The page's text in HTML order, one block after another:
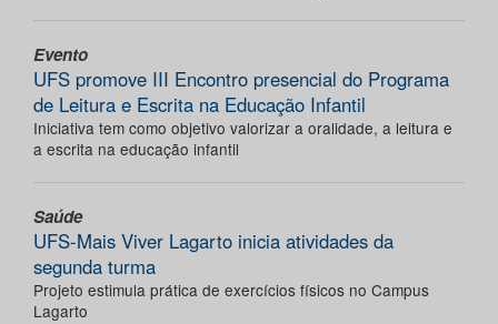
Evento
UFS promove III Encontro presencial do Programa
de Leitura e Escrita na Educação Infantil
Iniciativa tem como objetivo valorizar a oralidade, a leitura e
a escrita na educação infantil
Saúde
UFS-Mais Viver Lagarto inicia atividades da
segunda turma
Projeto estimula prática de exercícios físicos no Campus
Lagarto